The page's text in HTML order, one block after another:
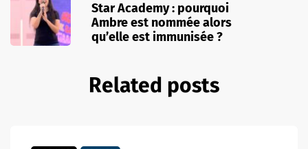
Star Academy : pourquoi
Ambre est nommée alors
qu’elle est immunisée ?
Related posts